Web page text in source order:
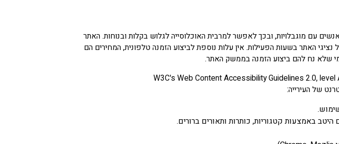
עם מוגבלויות, ובכך לאפשר למרבית האוכלוסייה לגלוש בקלות ובנוחות. האתר
האתר בשעות הפעילות. אין עלות נוספת לביצוע הזמנה טלפונית, המחירים הם
שלא נח להם ביצוע הזמנה בממשק האתר.
של העירייה:
באמצעות קטגוריות, כותרות ותאורים ברורים.